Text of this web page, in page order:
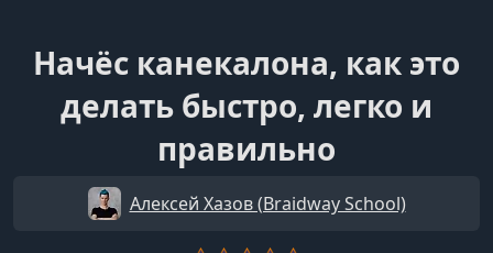
Начёс канекалона, как это
делать быстро, легко и
правильно
Алексей Хазов (Braidway School)